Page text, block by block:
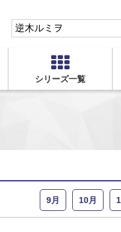
シリーズ一覧
9月 10月